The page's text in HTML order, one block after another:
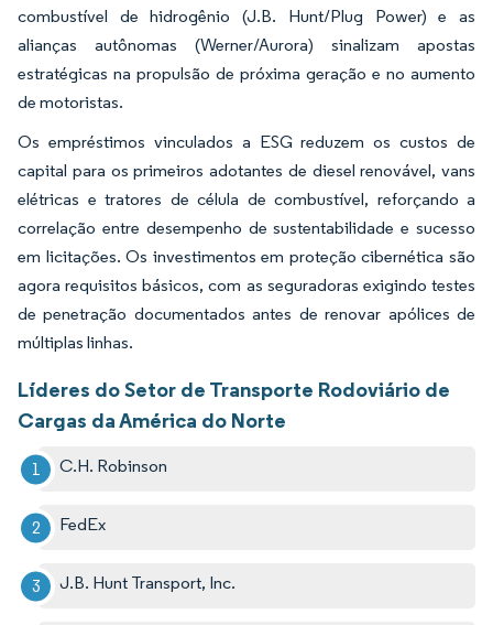
combustível de hidrogênio (J.B. Hunt/Plug Power) e as
alianças autônomas (Werner/Aurora) sinalizam apostas
estratégicas na propulsão de próxima geração e no aumento
de motoristas.
Os empréstimos vinculados a ESG reduzem os custos de
capital para os primeiros adotantes de diesel renovável, vans
elétricas e tratores de célula de combustível, reforçando a
correlação entre desempenho de sustentabilidade e sucesso
em licitações. Os investimentos em proteção cibernética são
agora requisitos básicos, com as seguradoras exigindo testes
de penetração documentados antes de renovar apólices de
múltiplas linhas.
Líderes do Setor de Transporte Rodoviário de
Cargas da América do Norte
C.H. Robinson
FedEx
J.B. Hunt Transport, Inc.